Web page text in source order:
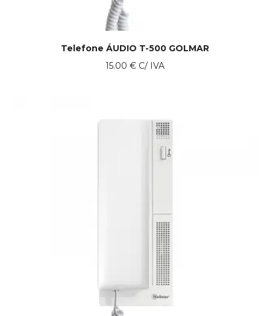
Telefone ÁUDIO T-500 GOLMAR
15.00 € C/ IVA